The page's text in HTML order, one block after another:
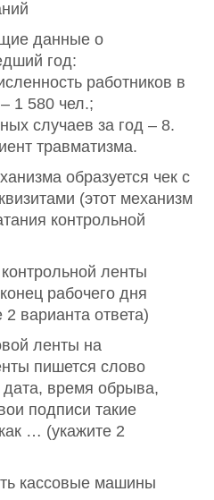
данные о
год:
работников в
1 580 чел.;
случаев за год – 8.
травматизма.
образуется чек с
(этот механизм
контрольной
ленты
рабочего дня
варианта ответа)
ленты на
пишется слово
время обрыва,
подписи такие
… (укажите 2
кассовые машины